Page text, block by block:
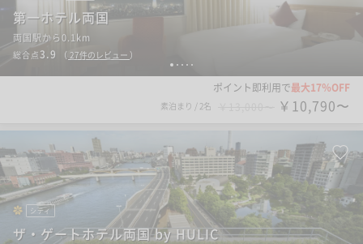
1 2 3 4 5
第一ホテル両国
両国駅から0.1km
総合点3.9 （ 27件のレビュー ）
ポイント即利用で最大17％OFF
素泊まり / 2名 ￥10,790〜
シティ
ザ・ゲートホテル両国 by HULIC